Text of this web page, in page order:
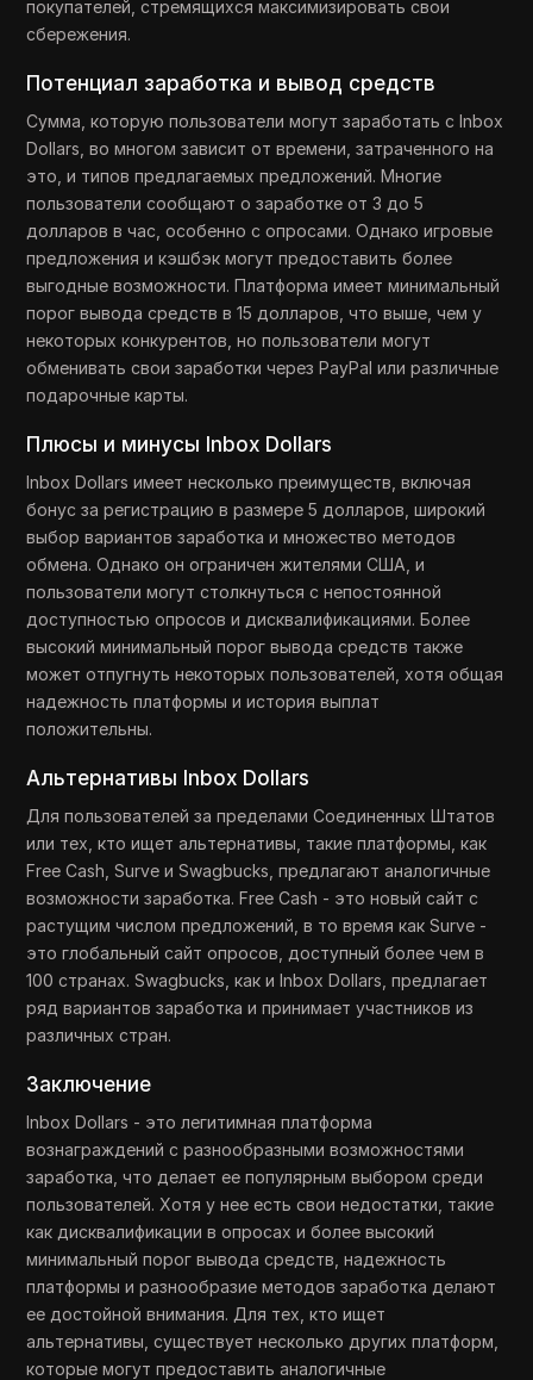
покупателей, стремящихся максимизировать свои
сбережения.
Потенциал заработка и вывод средств
Сумма, которую пользователи могут заработать с Inbox
Dollars, во многом зависит от времени, затраченного на
это, и типов предлагаемых предложений. Многие
пользователи сообщают о заработке от 3 до 5
долларов в час, особенно с опросами. Однако игровые
предложения и кэшбэк могут предоставить более
выгодные возможности. Платформа имеет минимальный
порог вывода средств в 15 долларов, что выше, чем у
некоторых конкурентов, но пользователи могут
обменивать свои заработки через PayPal или различные
подарочные карты.
Плюсы и минусы Inbox Dollars
Inbox Dollars имеет несколько преимуществ, включая
бонус за регистрацию в размере 5 долларов, широкий
выбор вариантов заработка и множество методов
обмена. Однако он ограничен жителями США, и
пользователи могут столкнуться с непостоянной
доступностью опросов и дисквалификациями. Более
высокий минимальный порог вывода средств также
может отпугнуть некоторых пользователей, хотя общая
надежность платформы и история выплат
положительны.
Альтернативы Inbox Dollars
Для пользователей за пределами Соединенных Штатов
или тех, кто ищет альтернативы, такие платформы, как
Free Cash, Surve и Swagbucks, предлагают аналогичные
возможности заработка. Free Cash - это новый сайт с
растущим числом предложений, в то время как Surve -
это глобальный сайт опросов, доступный более чем в
100 странах. Swagbucks, как и Inbox Dollars, предлагает
ряд вариантов заработка и принимает участников из
различных стран.
Заключение
Inbox Dollars - это легитимная платформа
вознаграждений с разнообразными возможностями
заработка, что делает ее популярным выбором среди
пользователей. Хотя у нее есть свои недостатки, такие
как дисквалификации в опросах и более высокий
минимальный порог вывода средств, надежность
платформы и разнообразие методов заработка делают
ее достойной внимания. Для тех, кто ищет
альтернативы, существует несколько других платформ,
которые могут предоставить аналогичные